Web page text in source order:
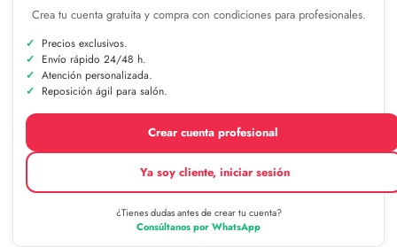
Crea tu cuenta gratuita y compra con condiciones para profesionales.
Precios exclusivos.
Envío rápido 24/48 h.
Atención personalizada.
Reposición ágil para salón.
Crear cuenta profesional
Ya soy cliente, iniciar sesión
¿Tienes dudas antes de crear tu cuenta?
Consúltanos por WhatsApp